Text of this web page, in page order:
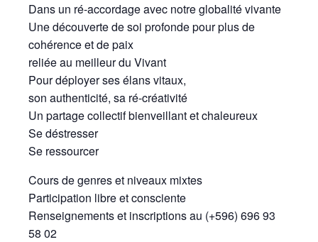
Dans un ré-accordage avec notre globalité vivante
Une découverte de soi profonde pour plus de
cohérence et de paix
reliée au meilleur du Vivant
Pour déployer ses élans vitaux,
son authenticité, sa ré-créativité
Un partage collectif bienveillant et chaleureux
Se déstresser
Se ressourcer
Cours de genres et niveaux mixtes
Participation libre et consciente
Renseignements et inscriptions au (+596) 696 93
58 02